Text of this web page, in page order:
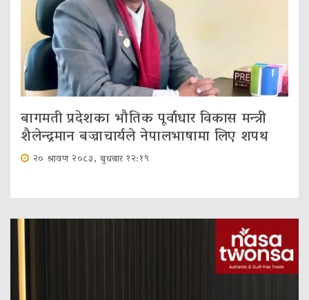
बागमती प्रदेशका भौतिक पूर्वाधार विकास मन्त्री
शैलेन्द्रमान बज्राचार्यले नेपालभाषामा लिए शपथ
२० श्रावण २०८३, बुधबार १२:१९